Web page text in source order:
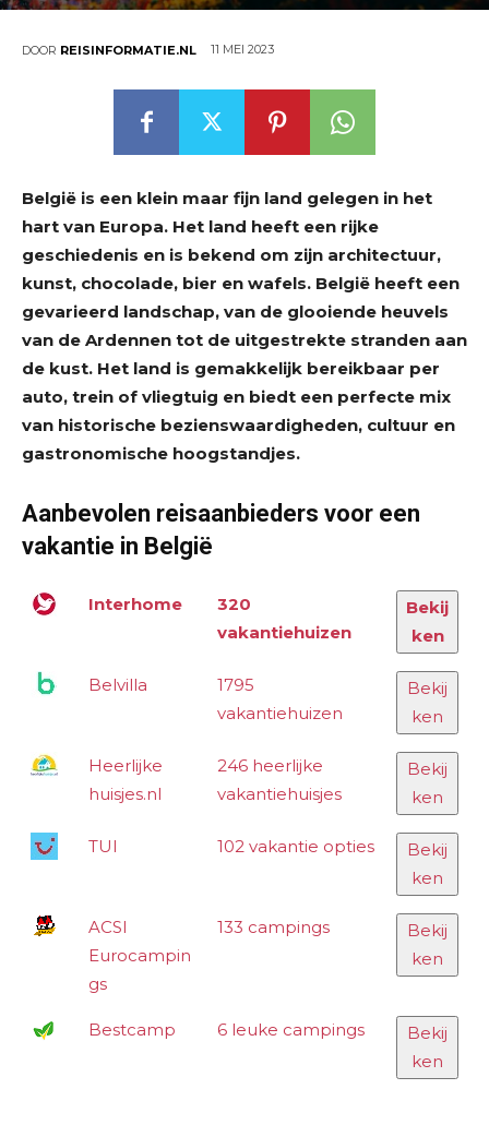
DOOR REISINFORMATIE.NL 11 MEI 2023
België is een klein maar fijn land gelegen in het
hart van Europa. Het land heeft een rijke
geschiedenis en is bekend om zijn architectuur,
kunst, chocolade, bier en wafels. België heeft een
gevarieerd landschap, van de glooiende heuvels
van de Ardennen tot de uitgestrekte stranden aan
de kust. Het land is gemakkelijk bereikbaar per
auto, trein of vliegtuig en biedt een perfecte mix
van historische bezienswaardigheden, cultuur en
gastronomische hoogstandjes.
Aanbevolen reisaanbieders voor een
vakantie in België
Interhome
320
vakantiehuizen
Bekij
ken
Belvilla
1795
vakantiehuizen
Bekij
ken
Heerlijke
huisjes.nl
246 heerlijke
vakantiehuisjes
Bekij
ken
TUI 102 vakantie opties
Bekij
ken
ACSI
Eurocampin
gs
133 campings
Bekij
ken
Bestcamp 6 leuke campings
Bekij
ken